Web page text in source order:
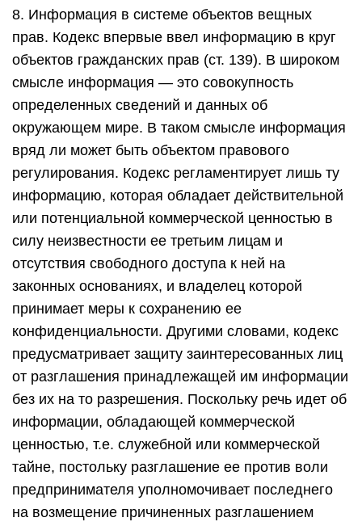
8. Информация в системе объектов вещных
прав. Кодекс впервые ввел информацию в круг
объектов гражданских прав (ст. 139). В широком
смысле информация — это совокупность
определенных сведений и данных об
окружающем мире. В таком смысле информация
вряд ли может быть объектом правового
регулирования. Кодекс регламентирует лишь ту
информацию, которая обладает действительной
или потенциальной коммерческой ценностью в
силу неизвестности ее третьим лицам и
отсутствия свободного доступа к ней на
законных основаниях, и владелец которой
принимает меры к сохранению ее
конфиденциальности. Другими словами, кодекс
предусматривает защиту заинтересованных лиц
от разглашения принадлежащей им информации
без их на то разрешения. Поскольку речь идет об
информации, обладающей коммерческой
ценностью, т.е. служебной или коммерческой
тайне, постольку разглашение ее против воли
предпринимателя уполномочивает последнего
на возмещение причиненных разглашением